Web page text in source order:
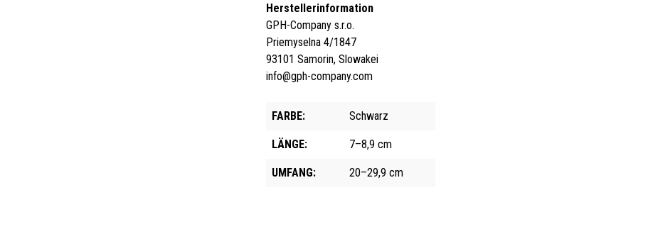
Herstellerinformation
GPH-Company s.r.o.
Priemyselna 4/1847
93101 Samorin, Slowakei
info@gph-company.com
FARBE: Schwarz
LÄNGE: 7–8,9 cm
UMFANG: 20–29,9 cm